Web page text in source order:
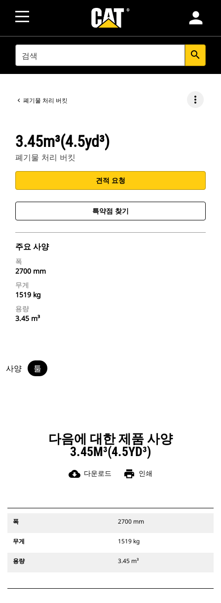
person
SEARCH search
폐기물 처리 버킷 more_vert
3.45m³(4.5yd³)
폐기물 처리 버킷
견적 요청
특약점 찾기
주요 사양
폭
2700 mm
무게
1519 kg
용량
3.45 m³
사양 툴
다음에 대한 제품 사양
3.45M³(4.5YD³)
cloud_download 다운로드 print 인쇄
폭 2700 mm
무게 1519 kg
용량 3.45 m³